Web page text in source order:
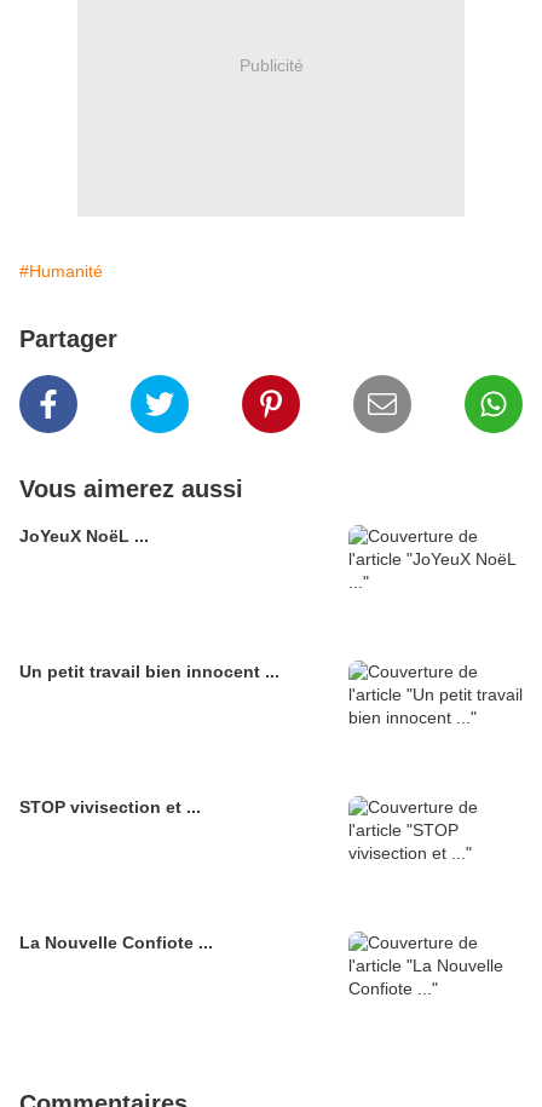
Publicité
#Humanité
Partager
Vous aimerez aussi
JoYeuX NoëL ...
Un petit travail bien innocent ...
STOP vivisection et ...
La Nouvelle Confiote ...